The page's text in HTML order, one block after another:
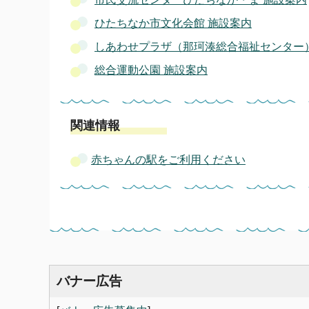
ひたちなか市文化会館 施設案内
しあわせプラザ（那珂湊総合福祉センター
総合運動公園 施設案内
関連情報
赤ちゃんの駅をご利用ください
バナー広告